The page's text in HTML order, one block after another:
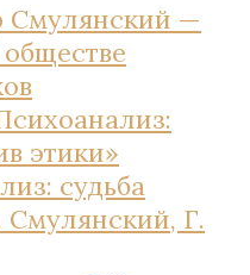
Смулянский —
этики»
судьба
Г.